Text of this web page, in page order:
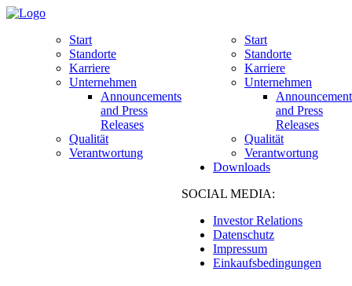
Start
Standorte
Karriere
Unternehmen
Announcements
and Press
Releases
Qualität
Verantwortung
Start
Standorte
Karriere
Unternehmen
and Press
Releases
Qualität
Verantwortung
Downloads
SOCIAL MEDIA:
Investor Relations
Datenschutz
Impressum
Einkaufsbedingungen